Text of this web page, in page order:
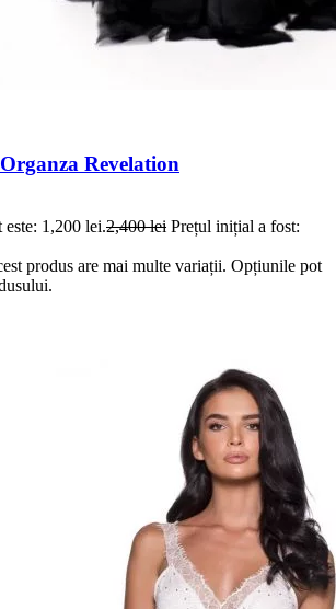
Revelation
este: 1,200 lei.2,400lei Prețul inițial a fost:
produs are mai multe variații. Opțiunile pot